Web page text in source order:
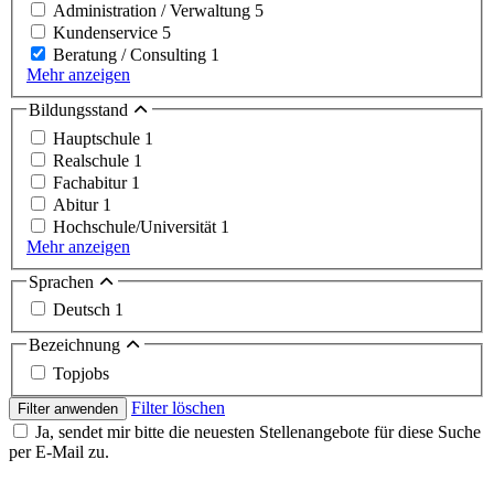
Administration / Verwaltung 5
Kundenservice 5
Beratung / Consulting 1
Mehr anzeigen
Bildungsstand
Hauptschule 1
Realschule 1
Fachabitur 1
Abitur 1
Hochschule/Universität 1
Mehr anzeigen
Sprachen
Deutsch 1
Bezeichnung
Topjobs
Filter anwenden
Filter löschen
Ja, sendet mir bitte die neuesten Stellenangebote für diese Suche
per E-Mail zu.